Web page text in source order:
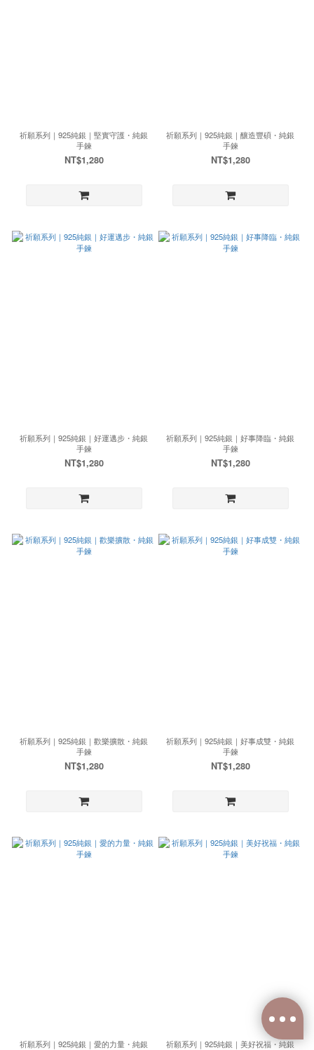
祈願系列｜925純銀｜堅實守護・純銀
手鍊
NT$1,280
祈願系列｜925純銀｜釀造豐碩・純銀
手鍊
NT$1,280
祈願系列｜925純銀｜好運邁步・純銀
手鍊
NT$1,280
祈願系列｜925純銀｜好事降臨・純銀
手鍊
NT$1,280
祈願系列｜925純銀｜歡樂擴散・純銀
手鍊
NT$1,280
祈願系列｜925純銀｜好事成雙・純銀
手鍊
NT$1,280
祈願系列｜925純銀｜愛的力量・純銀
祈願系列｜925純銀｜美好祝福・純銀